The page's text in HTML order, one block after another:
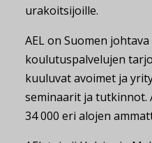
urakoitsijoille.
AEL on Suomen
koulutuspalvelujen
kuuluvat avoimet ja
seminaarit ja tutkinnot.
34 000 eri alojen